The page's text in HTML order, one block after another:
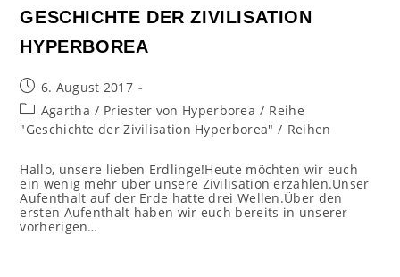
GESCHICHTE DER ZIVILISATION
HYPERBOREA
Beitrag
veröffentlicht:
6. August 2017
Beitrags-
Kategorie:
Agartha / Priester von Hyperborea / Reihe
"Geschichte der Zivilisation Hyperborea" / Reihen
Hallo, unsere lieben Erdlinge!Heute möchten wir euch
ein wenig mehr über unsere Zivilisation erzählen.Unser
Aufenthalt auf der Erde hatte drei Wellen.Über den
ersten Aufenthalt haben wir euch bereits in unserer
vorherigen…